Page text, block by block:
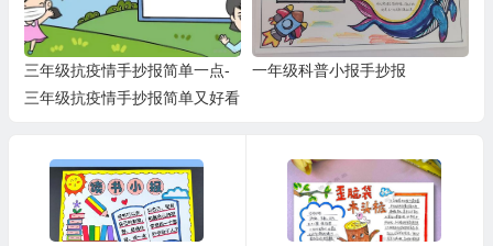
三年级抗疫情手抄报简单一点-
三年级抗疫情手抄报简单又好看
一年级科普小报手抄报